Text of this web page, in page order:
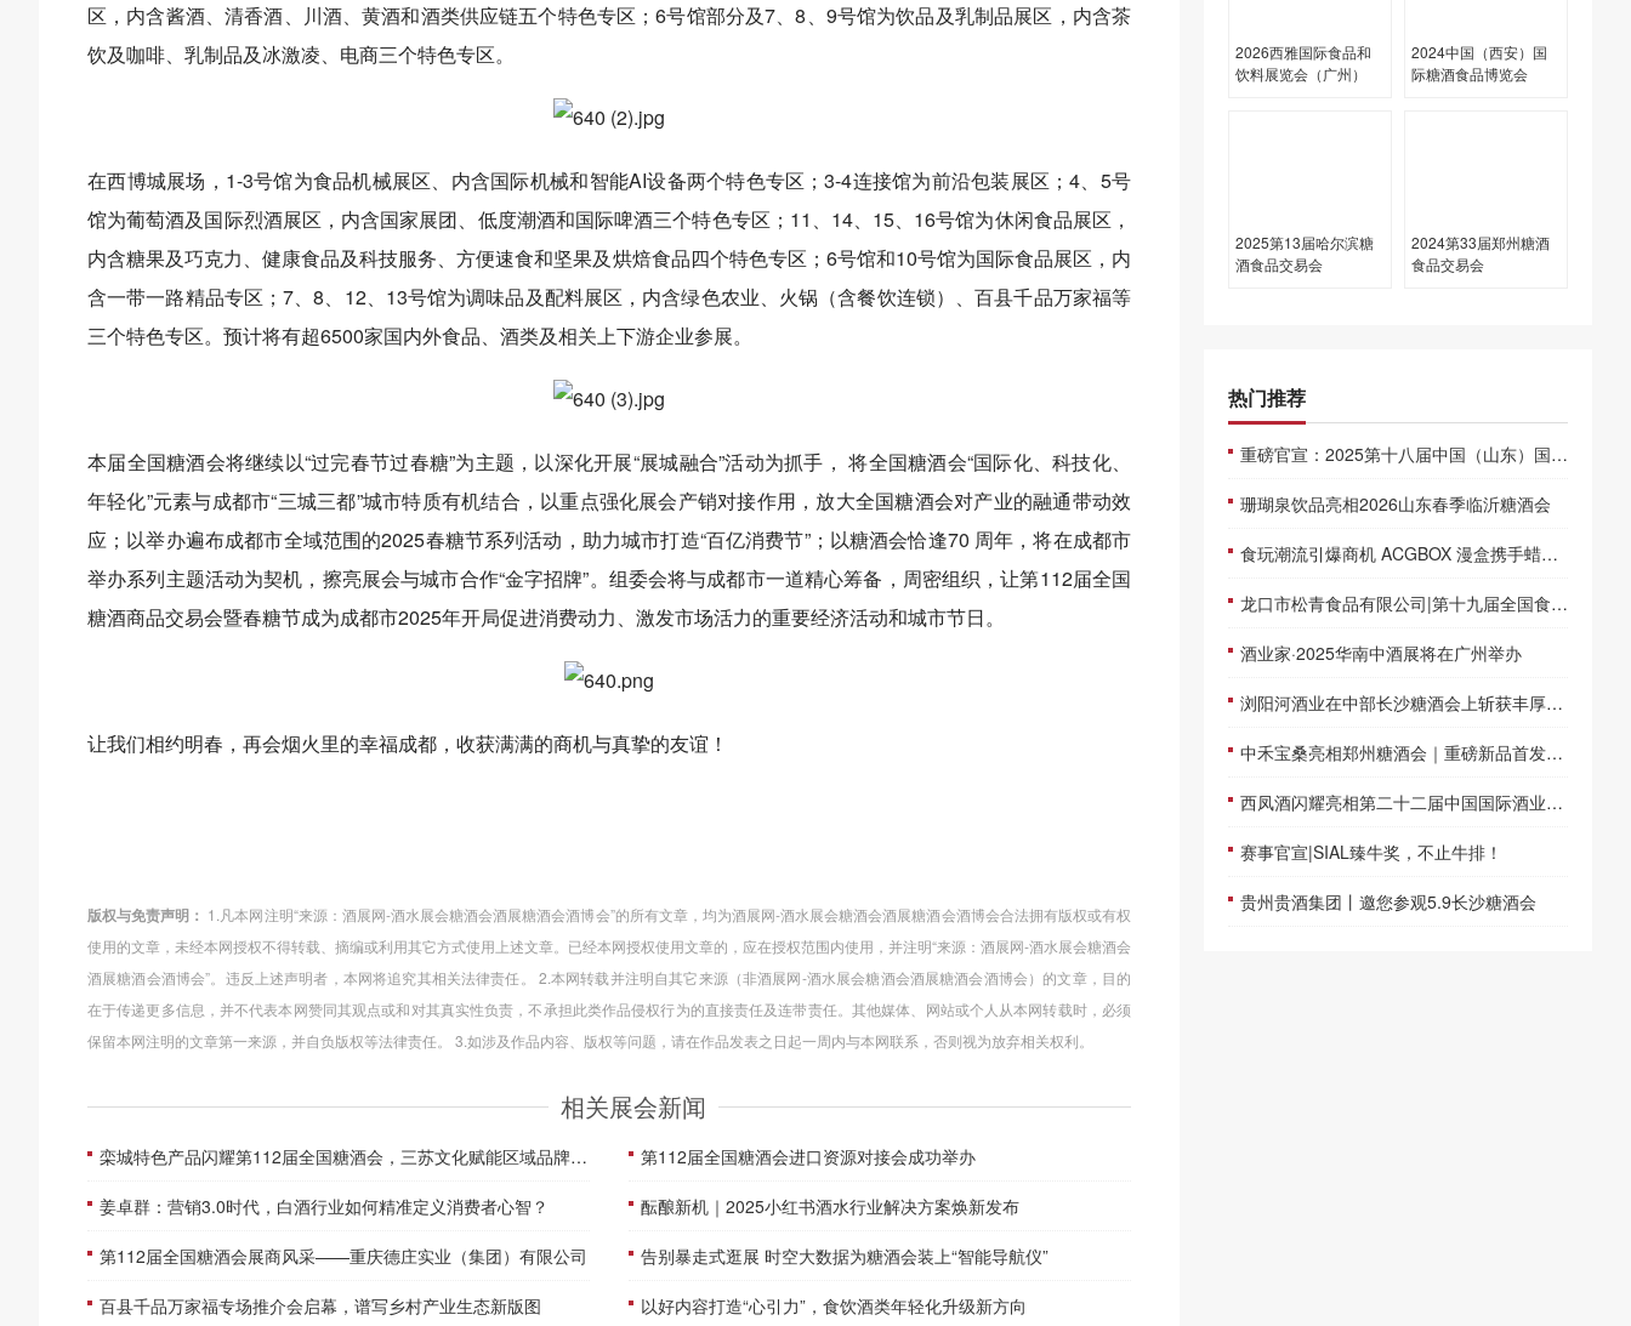
区，内含酱酒、清香酒、川酒、黄酒和酒类供应链五个特色专区；6号馆部分及7、8、9号馆为饮品及乳制品展区，内含茶
饮及咖啡、乳制品及冰激凌、电商三个特色专区。
在西博城展场，1-3号馆为食品机械展区、内含国际机械和智能AI设备两个特色专区；3-4连接馆为前沿包装展区；4、5号
馆为葡萄酒及国际烈酒展区，内含国家展团、低度潮酒和国际啤酒三个特色专区；11、14、15、16号馆为休闲食品展区，
内含糖果及巧克力、健康食品及科技服务、方便速食和坚果及烘焙食品四个特色专区；6号馆和10号馆为国际食品展区，内
含一带一路精品专区；7、8、12、13号馆为调味品及配料展区，内含绿色农业、火锅（含餐饮连锁）、百县千品万家福等
三个特色专区。预计将有超6500家国内外食品、酒类及相关上下游企业参展。
本届全国糖酒会将继续以“过完春节过春糖”为主题，以深化开展“展城融合”活动为抓手， 将全国糖酒会“国际化、科技化、
年轻化”元素与成都市“三城三都”城市特质有机结合，以重点强化展会产销对接作用，放大全国糖酒会对产业的融通带动效
应；以举办遍布成都市全域范围的2025春糖节系列活动，助力城市打造“百亿消费节”；以糖酒会恰逢70 周年，将在成都市
举办系列主题活动为契机，擦亮展会与城市合作“金字招牌”。组委会将与成都市一道精心筹备，周密组织，让第112届全国
糖酒商品交易会暨春糖节成为成都市2025年开局促进消费动力、激发市场活力的重要经济活动和城市节日。
让我们相约明春，再会烟火里的幸福成都，收获满满的商机与真挚的友谊！
版权与免责声明： 1.凡本网注明“来源：酒展网-酒水展会糖酒会酒展糖酒会酒博会”的所有文章，均为酒展网-酒水展会糖酒会酒展糖酒会酒博会合法拥有版权或有权
使用的文章，未经本网授权不得转载、摘编或利用其它方式使用上述文章。已经本网授权使用文章的，应在授权范围内使用，并注明“来源：酒展网-酒水展会糖酒会
酒展糖酒会酒博会”。违反上述声明者，本网将追究其相关法律责任。 2.本网转载并注明自其它来源（非酒展网-酒水展会糖酒会酒展糖酒会酒博会）的文章，目的
在于传递更多信息，并不代表本网赞同其观点或和对其真实性负责，不承担此类作品侵权行为的直接责任及连带责任。其他媒体、网站或个人从本网转载时，必须
保留本网注明的文章第一来源，并自负版权等法律责任。 3.如涉及作品内容、版权等问题，请在作品发表之日起一周内与本网联系，否则视为放弃相关权利。
相关展会新闻
栾城特色产品闪耀第112届全国糖酒会，三苏文化赋能区域品牌高质量发展 第112届全国糖酒会进口资源对接会成功举办
姜卓群：营销3.0时代，白酒行业如何精准定义消费者心智？ 酝酿新机｜2025小红书酒水行业解决方案焕新发布
第112届全国糖酒会展商风采——重庆德庄实业（集团）有限公司 告别暴走式逛展 时空大数据为糖酒会装上“智能导航仪”
百县千品万家福专场推介会启幕，谱写乡村产业生态新版图 以好内容打造“心引力”，食饮酒类年轻化升级新方向
2026西雅国际食品和
饮料展览会（广州）
2024中国（西安）国
际糖酒食品博览会
2025第13届哈尔滨糖
酒食品交易会
2024第33届郑州糖酒
食品交易会
热门推荐
重磅官宣：2025第十八届中国（山东）国际糖酒会春季首展来袭！
珊瑚泉饮品亮相2026山东春季临沂糖酒会
食玩潮流引爆商机 ACGBOX 漫盒携手蜡笔小新、chiikawa、三丽鸥、宝可梦等超级IP亮相SIAL西雅展
龙口市松青食品有限公司|第十九届全国食品博览会
酒业家·2025华南中酒展将在广州举办
浏阳河酒业在中部长沙糖酒会上斩获丰厚订单
中禾宝桑亮相郑州糖酒会｜重磅新品首发，夏季爆品集结，共拓财富新蓝海
西凤酒闪耀亮相第二十二届中国国际酒业博览会
赛事官宣|SIAL臻牛奖，不止牛排！
贵州贵酒集团丨邀您参观5.9长沙糖酒会